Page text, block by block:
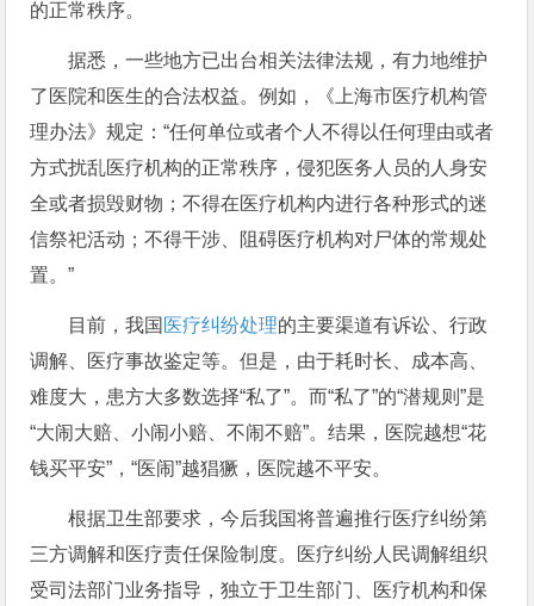
的正常秩序。
据悉，一些地方已出台相关法律法规，有力地维护
了医院和医生的合法权益。例如，《上海市医疗机构管
理办法》规定：“任何单位或者个人不得以任何理由或者
方式扰乱医疗机构的正常秩序，侵犯医务人员的人身安
全或者损毁财物；不得在医疗机构内进行各种形式的迷
信祭祀活动；不得干涉、阻碍医疗机构对尸体的常规处
置。”
目前，我国 医疗纠纷处理的主要渠道有诉讼、行政
调解、医疗事故鉴定等。但是，由于耗时长、成本高、
难度大，患方大多数选择“私了”。而“私了”的“潜规则”是
“大闹大赔、小闹小赔、不闹不赔”。结果，医院越想“花
钱买平安”，“医闹”越猖獗，医院越不平安。
根据卫生部要求，今后我国将普遍推行医疗纠纷第
三方调解和医疗责任保险制度。医疗纠纷人民调解组织
受司法部门业务指导，独立于卫生部门、医疗机构和保